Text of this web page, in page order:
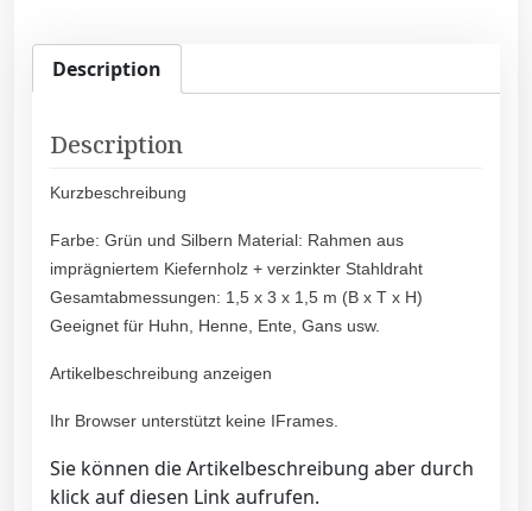
Description
Description
Kurzbeschreibung
Farbe: Grün und Silbern Material: Rahmen aus
imprägniertem Kiefernholz + verzinkter Stahldraht
Gesamtabmessungen: 1,5 x 3 x 1,5 m (B x T x H)
Geeignet für Huhn, Henne, Ente, Gans usw.
Artikelbeschreibung anzeigen
Ihr Browser unterstützt keine IFrames.
Sie können die Artikelbeschreibung aber durch
klick auf diesen Link aufrufen.